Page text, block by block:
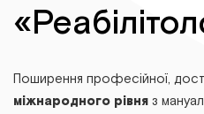
Поширення професійної,
міжнародного рівня з